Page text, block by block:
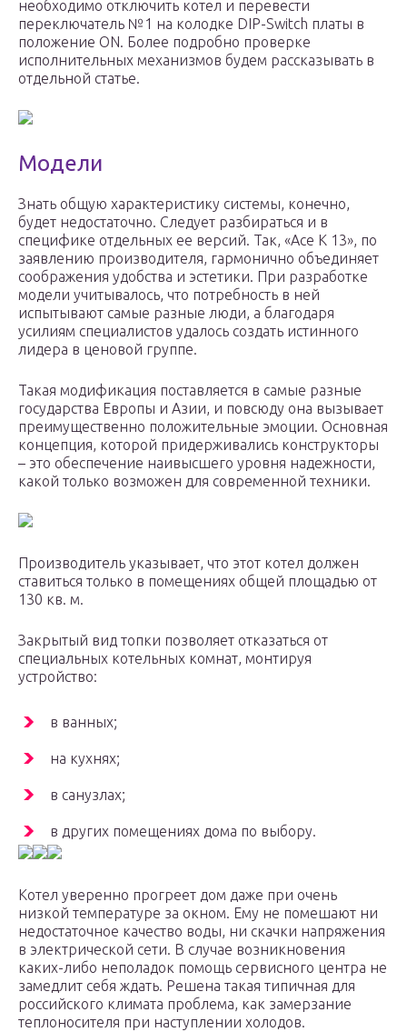
необходимо отключить котел и перевести
переключатель №1 на колодке DIP-Switch платы в
положение ON. Более подробно проверке
исполнительных механизмов будем рассказывать в
отдельной статье.
Модели
Знать общую характеристику системы, конечно,
будет недостаточно. Следует разбираться и в
специфике отдельных ее версий. Так, «Ace K 13», по
заявлению производителя, гармонично объединяет
соображения удобства и эстетики. При разработке
модели учитывалось, что потребность в ней
испытывают самые разные люди, а благодаря
усилиям специалистов удалось создать истинного
лидера в ценовой группе.
Такая модификация поставляется в самые разные
государства Европы и Азии, и повсюду она вызывает
преимущественно положительные эмоции. Основная
концепция, которой придерживались конструкторы
– это обеспечение наивысшего уровня надежности,
какой только возможен для современной техники.
Производитель указывает, что этот котел должен
ставиться только в помещениях общей площадью от
130 кв. м.
Закрытый вид топки позволяет отказаться от
специальных котельных комнат, монтируя
устройство:
в ванных;
на кухнях;
в санузлах;
в других помещениях дома по выбору.
Котел уверенно прогреет дом даже при очень
низкой температуре за окном. Ему не помешают ни
недостаточное качество воды, ни скачки напряжения
в электрической сети. В случае возникновения
каких-либо неполадок помощь сервисного центра не
замедлит себя ждать. Решена такая типичная для
российского климата проблема, как замерзание
теплоносителя при наступлении холодов.